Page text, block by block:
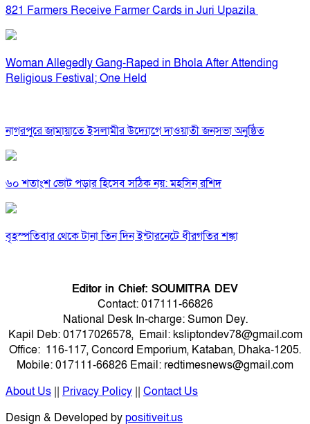
821 Farmers Receive Farmer Cards in Juri Upazila
Woman Allegedly Gang-Raped in Bhola After Attending
Religious Festival; One Held
নাগরপুরে জামায়াতে ইসলামীর উদ্যোগে দাওয়াতী জনসভা অনুষ্ঠিত
৬০ শতাংশ ভোট পড়ার হিসেব সঠিক নয়: মহসিন রশিদ
বৃহস্পতিবার থেকে টানা তিন দিন ইন্টারনেটে ধীরগতির শঙ্কা
Editor in Chief: SOUMITRA DEV
Contact: 017111-66826
National Desk In-charge: Sumon Dey.
Kapil Deb: 01717026578, Email: ksliptondev78@gmail.com
Office: 116-117, Concord Emporium, Kataban, Dhaka-1205.
Mobile: 017111-66826 Email: redtimesnews@gmail.com
About Us || Privacy Policy || Contact Us
Design & Developed bypositiveit.us